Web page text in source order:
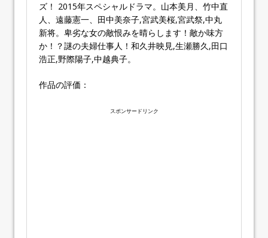
ズ！ 2015年スペシャルドラマ。山本美月、竹中直
人、遠藤憲一、田中美奈子,宮武美桜,宮武祭,中丸
新将。卑劣な女の敵恨みを晴らします！敵か味方
か！？謎の夫婦仕事人！和久井映見,生瀬勝久,田口
浩正,野際陽子,中越典子。
作品の評価：
スポンサードリンク